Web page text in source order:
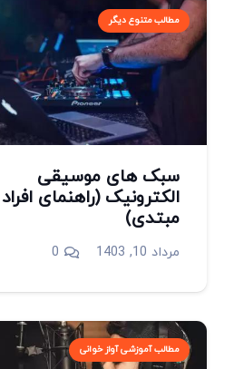
مطالب متنوع دیگر
سبک های موسیقی
الکترونیک (راهنمای افراد
مبتدی)
مرداد 10, 1403 0
مطالب آموزشی آواز خوانی